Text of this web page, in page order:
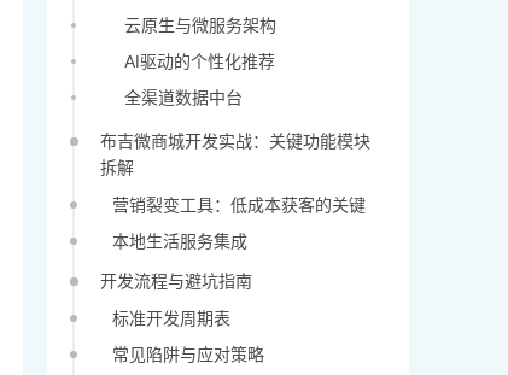
云原生与微服务架构
AI驱动的个性化推荐
全渠道数据中台
布吉微商城开发实战：关键功能模块
拆解
营销裂变工具：低成本获客的关键
本地生活服务集成
开发流程与避坑指南
标准开发周期表
常见陷阱与应对策略